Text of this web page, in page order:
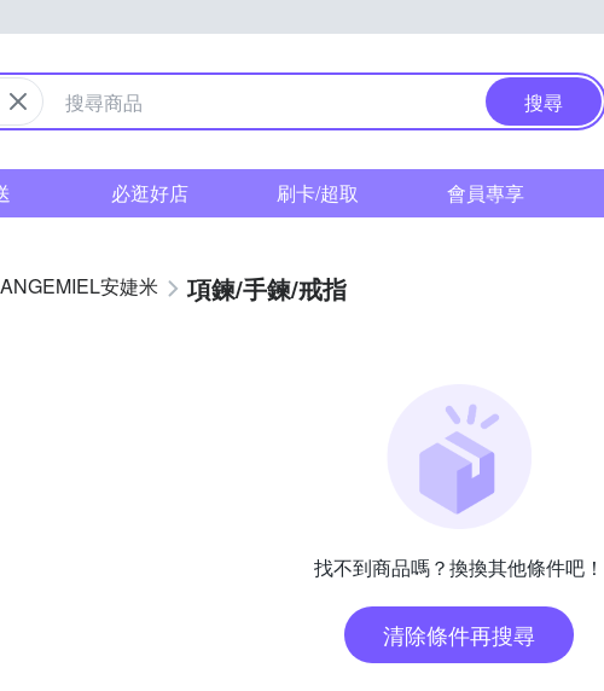
搜尋
必逛好店 刷卡/超取 會員專享
ANGEMIEL安婕米 項鍊/手鍊/戒指
找不到商品嗎？換換其他條件吧！
清除條件再搜尋